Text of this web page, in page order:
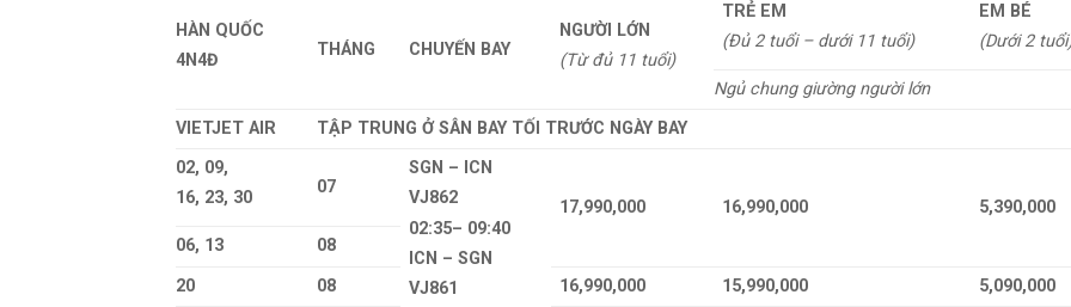
HÀN QUỐC
4N4Đ
THÁNG CHUYẾN BAY
NGƯỜI LỚN
(Từ đủ 11 tuổi)
TRẺ EM
(Đủ 2 tuổi – dưới 11 tuổi)
EM BÉ
(Dưới 2
Ngủ chung giường người lớn
VIETJET AIR
TẬP TRUNG Ở SÂN BAY TỐI TRƯỚC NGÀY BAY
02, 09,
16, 23, 30
07
SGN – ICN
VJ862
02:35– 09:40
ICN – SGN
VJ861
17,990,000 16,990,000
5,390,000
06, 13
08
20
08 16,990,000 15,990,000
5,090,000